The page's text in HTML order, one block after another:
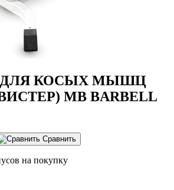
ДЛЯ КОСЫХ МЫШЦ
MB BARBELL
Сравнить
на покупку